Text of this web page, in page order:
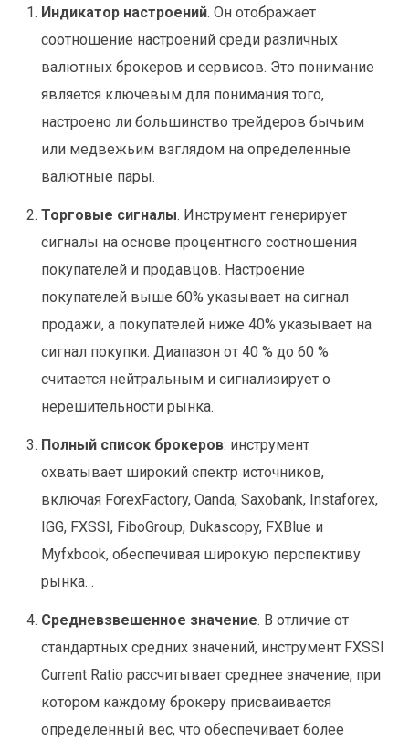
Индикатор настроений. Он отображает
соотношение настроений среди различных
валютных брокеров и сервисов. Это понимание
является ключевым для понимания того,
настроено ли большинство трейдеров бычьим
или медвежьим взглядом на определенные
валютные пары.
Торговые сигналы. Инструмент генерирует
сигналы на основе процентного соотношения
покупателей и продавцов. Настроение
покупателей выше 60% указывает на сигнал
продажи, а покупателей ниже 40% указывает на
сигнал покупки. Диапазон от 40 % до 60 %
считается нейтральным и сигнализирует о
нерешительности рынка.
Полный список брокеров: инструмент
охватывает широкий спектр источников,
включая ForexFactory, Oanda, Saxobank, Instaforex,
IGG, FXSSI, FiboGroup, Dukascopy, FXBlue и
Myfxbook, обеспечивая широкую перспективу
рынка. .
Средневзвешенное значение. В отличие от
стандартных средних значений, инструмент FXSSI
Current Ratio рассчитывает среднее значение, при
котором каждому брокеру присваивается
определенный вес, что обеспечивает более